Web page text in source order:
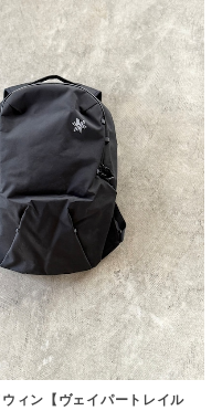
ウィン【ヴェイパートレイル